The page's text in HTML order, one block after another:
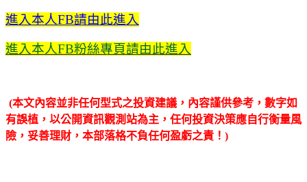
進入本人FB請由此進入
進入本人FB粉絲專頁請由此進入
(本文內容並非任何型式之投資建議，內容謹供參考，數字如
有誤植，以公開資訊觀測站為主，任何投資決策應自行衡量風
險，妥善理財，本部落格不負任何盈虧之責！)